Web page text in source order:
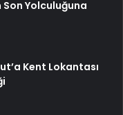
Yolculuğuna
Kent Lokantası